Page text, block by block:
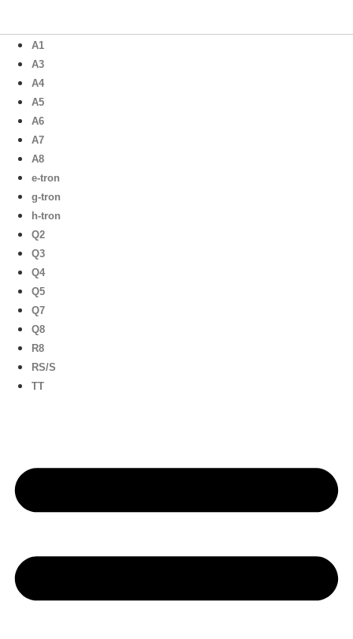
A1
A3
A4
A5
A6
A7
A8
e-tron
g-tron
h-tron
Q2
Q3
Q4
Q5
Q7
Q8
R8
RS/S
TT